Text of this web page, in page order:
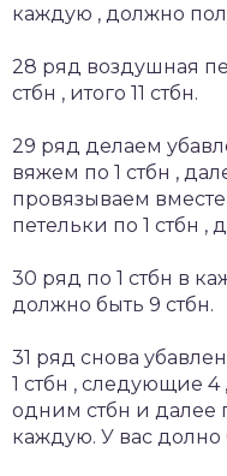
каждую , должно
28 ряд воздушная
стбн , итого 11 стбн.
29 ряд делаем
вяжем по 1 стбн ,
провязываем
петельки по 1 стбн ,
30 ряд по 1 стбн в
должно быть 9 стбн.
31 ряд снова
1 стбн , следующие 4
одним стбн и далее
каждую. У вас долно